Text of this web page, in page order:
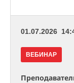
01.07.2026
ВЕБИНАР